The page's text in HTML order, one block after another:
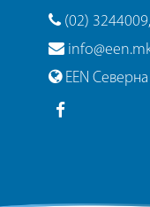
(02)
EEN